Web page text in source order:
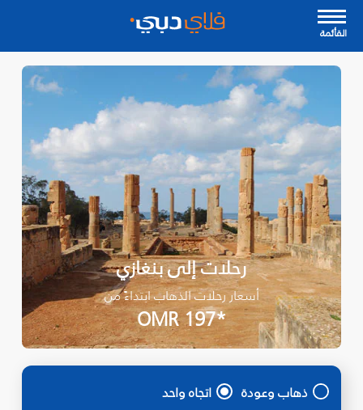
القأئمة
رحلات إلى بنغازي
أسعار رحلات الذهاب ابتداءً من
*OMR 197
ذهاب وعودة اتجاه واحد